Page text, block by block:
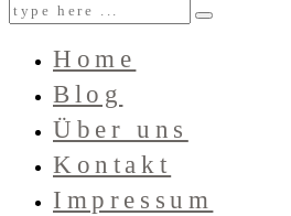
Home
Blog
Über uns
Kontakt
Impressum